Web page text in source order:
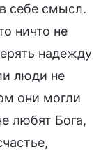
себе смысл.
ничто не
надежду
люди не
они могли
любят Бога,